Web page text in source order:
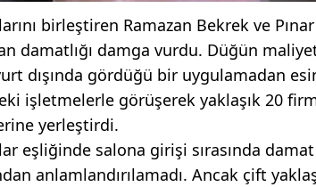
birleştiren Ramazan Bekrek ve
damatlığı damga vurdu. Düğün
dışında gördüğü bir uygulamadan
işletmelerle görüşerek yaklaşık 20
yerleştirdi.
eşliğinde salona girişi sırasında
anlamlandırılamadı. Ancak çift